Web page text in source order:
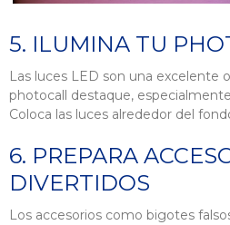
5. ILUMINA TU
Las luces LED son una excelente
photocall destaque,
Coloca las luces alrededor del
6. PREPARA
DIVERTIDOS
Los accesorios como bigotes